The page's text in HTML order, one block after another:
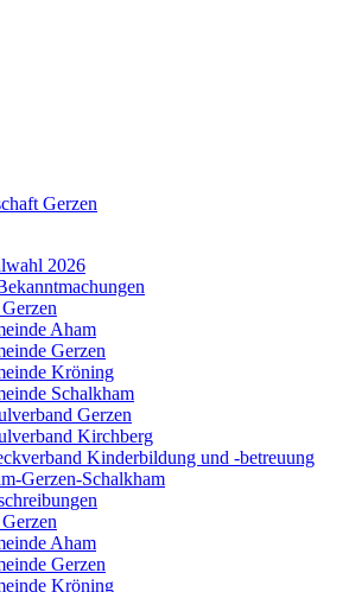
2026
Aham
Gerzen
Kröning
Schalkham
Gerzen
Kirchberg
Kinderbildung und -betreuung
Gerzen-Schalkham
Aham
Gerzen
Kröning